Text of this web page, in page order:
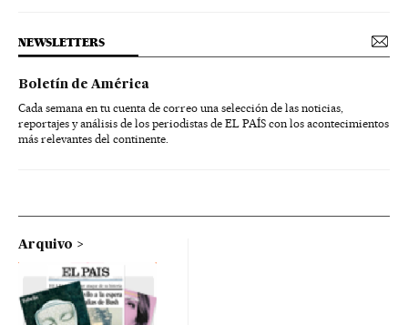
NEWSLETTERS
Boletín de América
Cada semana en tu cuenta de correo una selección de las noticias,
reportajes y análisis de los periodistas de EL PAÍS con los acontecimientos
más relevantes del continente.
Arquivo